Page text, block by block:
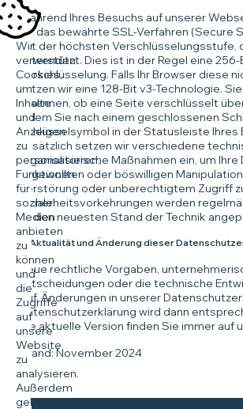
Während Ihres Besuchs auf unserer
wir das bewährte SSL-Verfahren (Secure
mit der höchsten Verschlüsselungsstufe,
unterstützt. Dies ist in der Regel eine 256-
Verschlüsselung. Falls Ihr Browser diese
nutzen wir eine 128-Bit v3-Technologie.
erkennen, ob eine Seite verschlüsselt
indem Sie nach einem geschlossenen
Schlüsselsymbol in der Statusleiste Ihres
Zusätzlich setzen wir verschiedene
organisatorische Maßnahmen ein, um Ihre
ungewollten oder böswilligen
Zerstörung oder unberechtigtem Zugriff
Sicherheitsvorkehrungen werden
an den neuesten Stand der Technik
V. Aktualität und Änderung dieser
Neue rechtliche Vorgaben,
Entscheidungen oder die technische
ggf. Änderungen in unserer
Datenschutzerklärung wird dann
Die aktuelle Version finden Sie immer auf
Stand: November 2024
Wir
verwenden
Cookies,
um
Inhalte
und
Anzeigen
zu
personalisieren,
Funktionen
für
soziale
Medien
anbieten
zu
können
und
die
Zugriffe
auf
unsere
Website
zu
analysieren.
Außerdem
geben